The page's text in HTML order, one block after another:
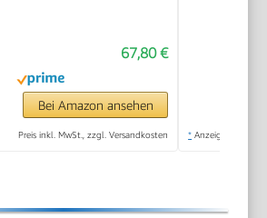
Wärmeverteilung,
17L, Schwarz /
Edelstahl, MW 7886
67,80 €
Bei Amazon ansehen
Preis inkl. MwSt., zzgl. Versandkosten * Anzeige